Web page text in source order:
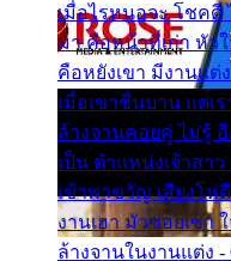
เมื่อไรหนอจะ โชคดี
มา คือหน้าที่เก่า หัว
คือหยังเขา มีงานแต่
เมื่อเขาชื่นบาน แต่เ
ล้างจานคอยคู่ ไม่รู้
เป็น ตำแหน่งเจ้าสา
เข้าพาขวัญ เสียงโห่
งานเฮา มัวซอยเขา
ล้างจานในงานแต่ง -